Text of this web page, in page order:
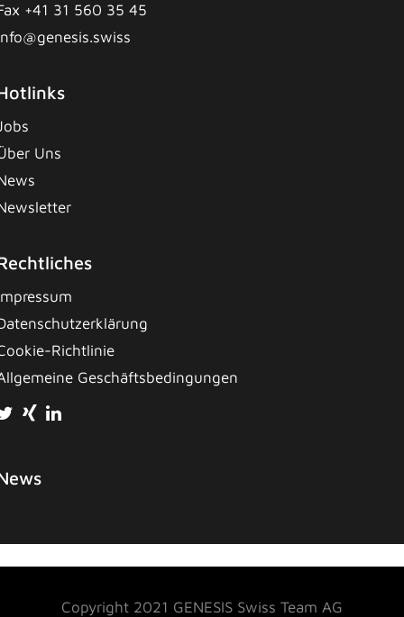
+41 31 560 35 45
Uns
Richtlinie
Geschäftsbedingungen
Copyright 2021 GENESIS Swiss Team AG